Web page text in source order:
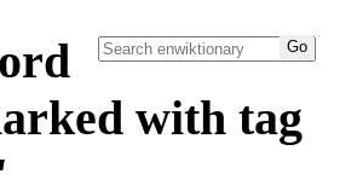
with tag